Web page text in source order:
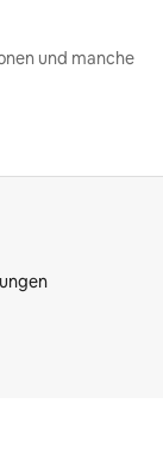
und manche